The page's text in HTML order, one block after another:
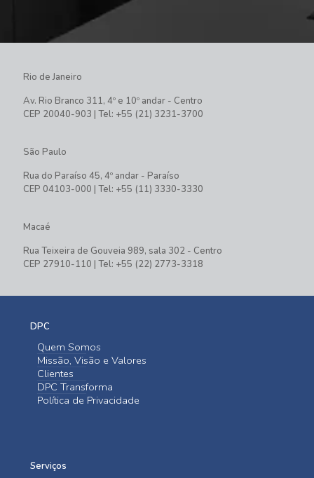
Rio de Janeiro
Av. Rio Branco 311, 4º e 10º andar - Centro
CEP 20040-903 | Tel: +55 (21) 3231-3700
São Paulo
Rua do Paraíso 45, 4º andar - Paraíso
CEP 04103-000 | Tel: +55 (11) 3330-3330
Macaé
Rua Teixeira de Gouveia 989, sala 302 - Centro
CEP 27910-110 | Tel: +55 (22) 2773-3318
DPC
Quem Somos
Missão, Visão e Valores
Clientes
DPC Transforma
Política de Privacidade
Serviços